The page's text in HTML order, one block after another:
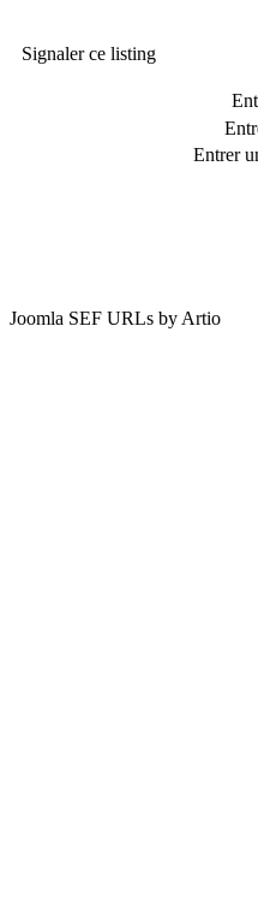
Signaler ce listing
Entrer
Joomla SEF URLs by Artio